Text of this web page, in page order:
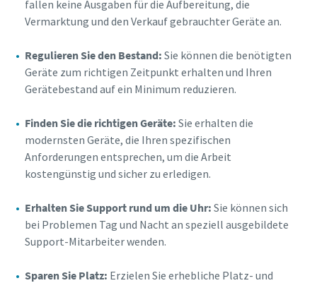
fallen keine Ausgaben für die Aufbereitung, die
Vermarktung und den Verkauf gebrauchter Geräte an.
Regulieren Sie den Bestand: Sie können die benötigten
Geräte zum richtigen Zeitpunkt erhalten und Ihren
Gerätebestand auf ein Minimum reduzieren.
Finden Sie die richtigen Geräte: Sie erhalten die
modernsten Geräte, die Ihren spezifischen
Anforderungen entsprechen, um die Arbeit
kostengünstig und sicher zu erledigen.
Erhalten Sie Support rund um die Uhr: Sie können sich
bei Problemen Tag und Nacht an speziell ausgebildete
Support-Mitarbeiter wenden.
Sparen Sie Platz: Erzielen Sie erhebliche Platz- und